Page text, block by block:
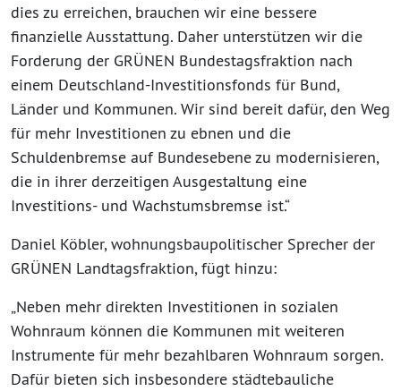
dies zu erreichen, brauchen wir eine bessere
finanzielle Ausstattung. Daher unterstützen wir die
Forderung der GRÜNEN Bundestagsfraktion nach
einem Deutschland-Investitionsfonds für Bund,
Länder und Kommunen. Wir sind bereit dafür, den Weg
für mehr Investitionen zu ebnen und die
Schuldenbremse auf Bundesebene zu modernisieren,
die in ihrer derzeitigen Ausgestaltung eine
Investitions- und Wachstumsbremse ist.“
Daniel Köbler, wohnungsbaupolitischer Sprecher der
GRÜNEN Landtagsfraktion, fügt hinzu:
„Neben mehr direkten Investitionen in sozialen
Wohnraum können die Kommunen mit weiteren
Instrumente für mehr bezahlbaren Wohnraum sorgen.
Dafür bieten sich insbesondere städtebauliche